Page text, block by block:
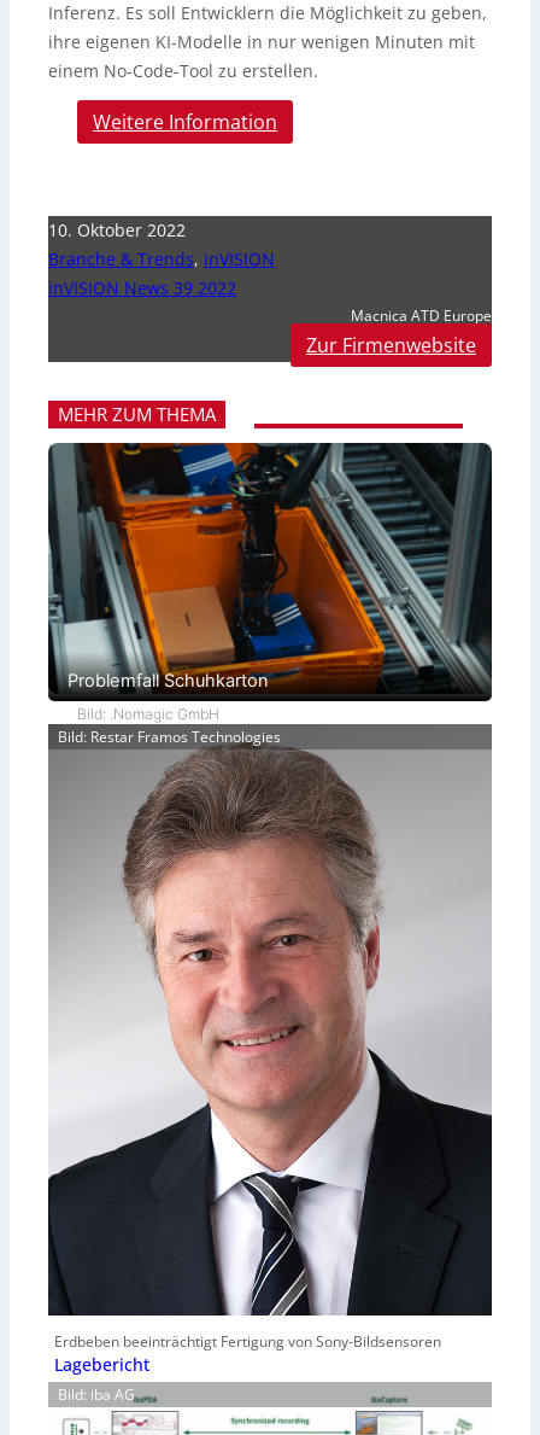
Inferenz. Es soll Entwicklern die Möglichkeit zu geben,
ihre eigenen KI-Modelle in nur wenigen Minuten mit
einem No-Code-Tool zu erstellen.
Weitere Information
10. Oktober 2022
Branche & Trends, inVISION
inVISION News 39 2022
Macnica ATD Europe
Zur Firmenwebsite
MEHR ZUM THEMA
Problemfall Schuhkarton
Bild: .Nomagic GmbH
Bild: Restar Framos Technologies
Erdbeben beeinträchtigt Fertigung von Sony-Bildsensoren
Lagebericht
Bild: iba AG